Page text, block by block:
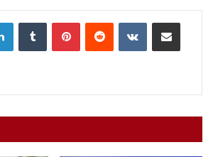
LinkedInTumblr PinterestReddit VKontakteShare via Email